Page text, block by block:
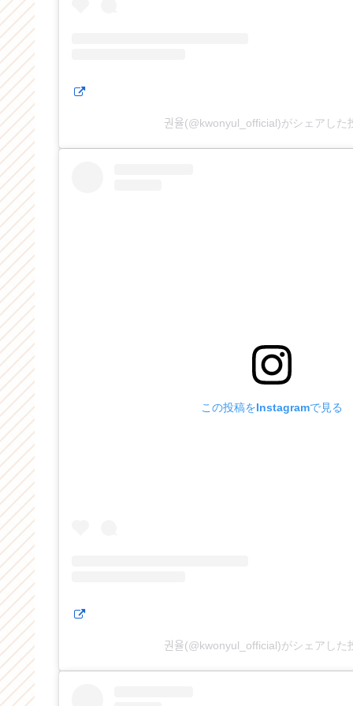
권율(@kwonyul_official)がシェアした
この投稿をInstagramで見る
권율(@kwonyul_official)がシェアした